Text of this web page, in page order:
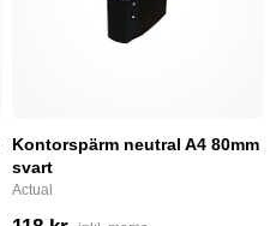
Kontorspärm neutral A4 80mm
svart
Actual